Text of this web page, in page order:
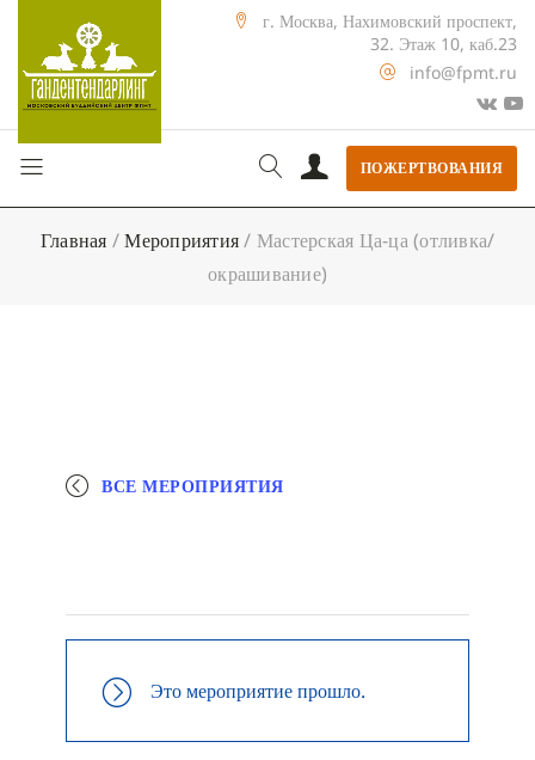
г. Москва, Нахимовский проспект,
32. Этаж 10, каб.23
info@fpmt.ru
ПОЖЕРТВОВАНИЯ
Главная /Мероприятия/ Мастерская Ца-ца (отливка/
окрашивание)
ВСЕ МЕРОПРИЯТИЯ
Это мероприятие прошло.